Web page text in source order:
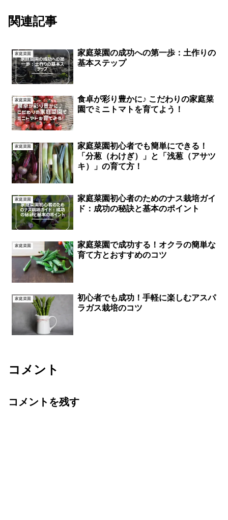
関連記事
家庭菜園
家庭菜園の成功への第一歩：土作りの
基本ステップ
家庭菜園
食卓が彩り豊かに♪ こだわりの家庭菜
園でミニトマトを育てよう！
家庭菜園
家庭菜園初心者でも簡単にできる！
「分葱（わけぎ）」と「浅葱（アサツ
キ）」の育て方！
家庭菜園
家庭菜園初心者のためのナス栽培ガイ
ド：成功の秘訣と基本のポイント
家庭菜園
家庭菜園で成功する！オクラの簡単な
育て方とおすすめのコツ
家庭菜園
初心者でも成功！手軽に楽しむアスパ
ラガス栽培のコツ
コメント
コメントを残す